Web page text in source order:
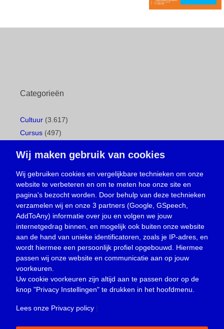
Categorieën
Cultuur (3.617)
Cursus (497)
Gemeentepagina(104)
Ingezonden brief(537)
Media(156)
Nieuws (23.329)
Oproep(734)
Overlijden(39)
Podcast(18)
prijsvraag (5)
Religie (1.438)
Service(226)
Wij maken gebruik van cookies
Wij gebruiken cookies en vergelijkbare technieken om onze
website te verbeteren en om te meten hoe onze site en
pagina's bezocht worden. Door behulp van deze technieken
verzamelen wij en onze 3 partners (Google, GSpeech,
AddToAny) informatie over jou en volgen we jouw
internetgedrag binnen, en mogelijk ook buiten onze website
aan de hand van unieke identificatoren, zoals je IP-adres, en
wordt hiermee een persoonlijk profiel opgebouwd. Hiermee
passen wij onze website en communicatie aan op jouw
voorkeuren.
Uw cookie voorkeuren zijn altijd aan te passen door op de
knop "Privacy Instellingen" te drukken in het hoofdmenu.
Lees onze Privacy policy |